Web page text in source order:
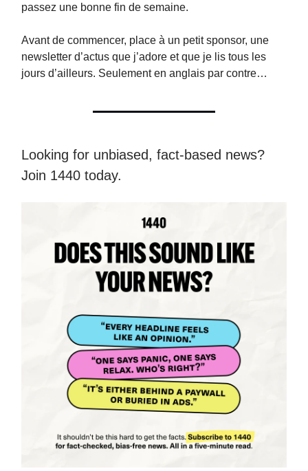
passez une bonne fin de semaine.
Avant de commencer, place à un petit sponsor, une
newsletter d’actus que j’adore et que je lis tous les
jours d’ailleurs. Seulement en anglais par contre…
Looking for unbiased, fact-based news?
Join 1440 today.